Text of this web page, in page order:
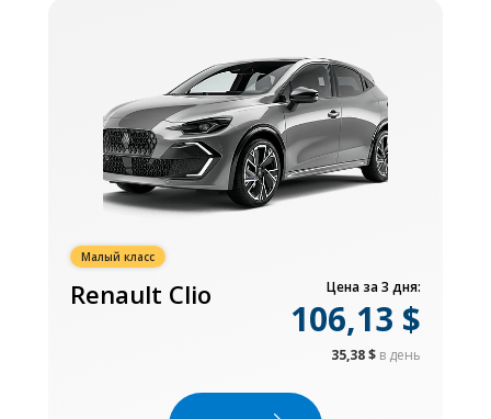
Малый класс
Renault Clio Цена за 3 дня:
106,13 $
35,38 $ в день